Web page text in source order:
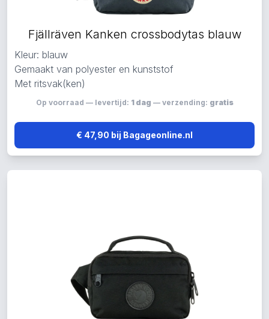
Fjällräven Kanken crossbodytas blauw
Kleur: blauw
Gemaakt van polyester en kunststof
Met ritsvak(ken)
Op voorraad — levertijd: 1 dag — verzending: gratis
€ 47,90 bij Bagageonline.nl